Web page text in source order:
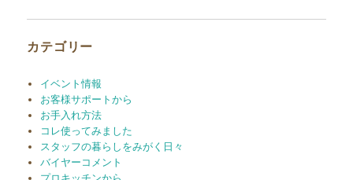
カテゴリー
イベント情報
お客様サポートから
お手入れ方法
コレ使ってみました
スタッフの暮らしをみがく日々
バイヤーコメント